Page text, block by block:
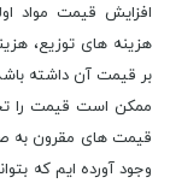
افزایش قیمت مواد
هزینه های توزیع،
بر قیمت آن داشته
ممکن است قیمت را
قیمت های مقرون به
وجود آورده ایم که